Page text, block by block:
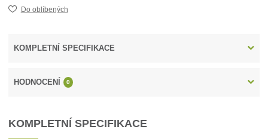
Do oblíbených
KOMPLETNÍ SPECIFIKACE
HODNOCENÍ 0
KOMPLETNÍ SPECIFIKACE